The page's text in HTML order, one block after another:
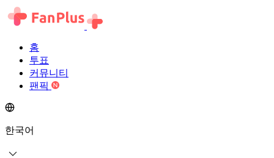
홈
투표
커뮤니티
팬픽
한국어